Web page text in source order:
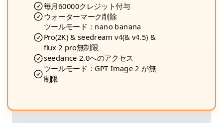
毎月60000クレジット付与
ウォーターマーク削除
ツールモード：nano banana
Pro(2K) & seedream v4(& v4.5) &
flux 2 pro無制限
seedance 2.0へのアクセス
ツールモード：GPT Image 2 が無
制限